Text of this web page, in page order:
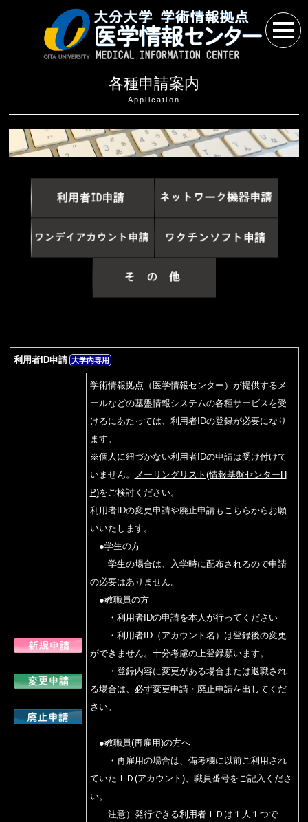
各種申請案内
Application
利用者ID申請 大学内専用
学術情報拠点（医学情報センター）が提供するメ
ールなどの基盤情報システムの各種サービスを受
けるにあたっては、利用者IDの登録が必要になり
ます。
※個人に紐づかない利用者IDの申請は受け付けて
いません。
メーリングリスト(情報基盤センターH
P)をご検討ください。
利用者IDの変更申請や廃止申請もこちらからお願
いいたします。
●学生の方
学生の場合は、入学時に配布されるので申請
の必要はありません。
●教職員の方
・利用者IDの申請を本人が行ってください
・利用者ID（アカウント名）は登録後の変更
ができません。十分考慮の上登録願います。
・登録内容に変更がある場合または退職され
る場合は、必ず変更申請・廃止申請を出してくだ
さい。
●教職員(再雇用)の方へ
・再雇用の場合は、備考欄に以前ご利用され
ていたＩＤ(アカウント)、職員番号をご記入くださ
い。
注意）発行できる利用者ＩＤは１人１つで